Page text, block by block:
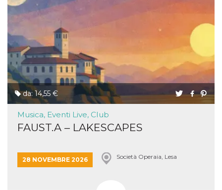
da: 14,55 €
Musica, Eventi Live, Club
FAUST.A – LAKESCAPES
28 NOVEMBRE 2026 Società Operaia, Lesa